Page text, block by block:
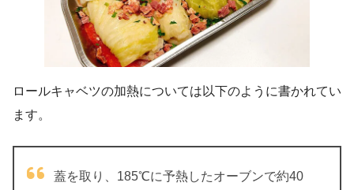
ロールキャベツの加熱については以下のように書かれてい
ます。
蓋を取り、185℃に予熱したオーブンで約40